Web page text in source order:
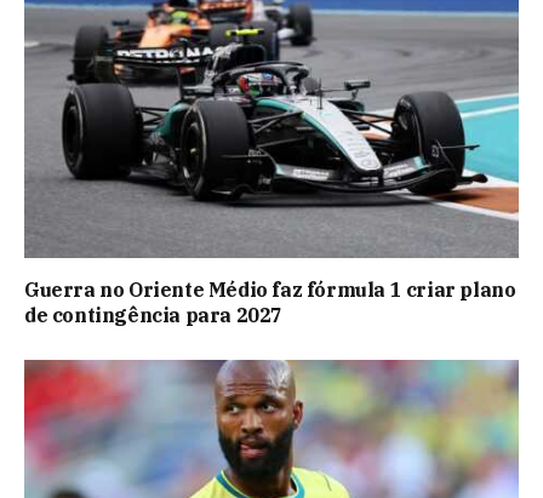
Guerra no Oriente Médio faz fórmula 1 criar plano
de contingência para 2027